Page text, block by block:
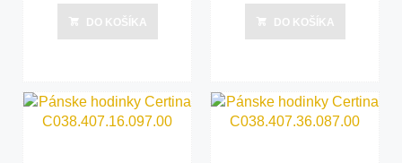
dní
Posledná aktualizácia dnes o 22:00
DO KOŠÍKA DO KOŠÍKA